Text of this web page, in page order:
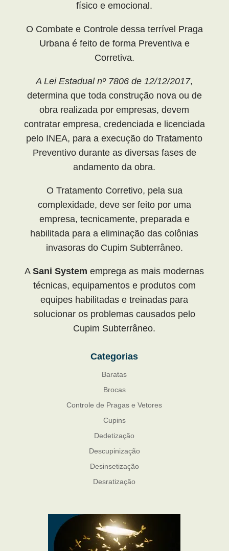
físico e emocional.
O Combate e Controle dessa terrível Praga
Urbana é feito de forma Preventiva e
Corretiva.
A Lei Estadual nº 7806 de 12/12/2017,
determina que toda construção nova ou de
obra realizada por empresas, devem
contratar empresa, credenciada e licenciada
pelo INEA, para a execução do Tratamento
Preventivo durante as diversas fases de
andamento da obra.
O Tratamento Corretivo, pela sua
complexidade, deve ser feito por uma
empresa, tecnicamente, preparada e
habilitada para a eliminação das colônias
invasoras do Cupim Subterrâneo.
ASani System emprega as mais modernas
técnicas, equipamentos e produtos com
equipes habilitadas e treinadas para
solucionar os problemas causados pelo
Cupim Subterrâneo.
Categorias
Baratas
Brocas
Controle de Pragas e Vetores
Cupins
Dedetização
Descupinização
Desinsetização
Desratização
Mosquito Mist
Mosquitos
Percevejo de Cama